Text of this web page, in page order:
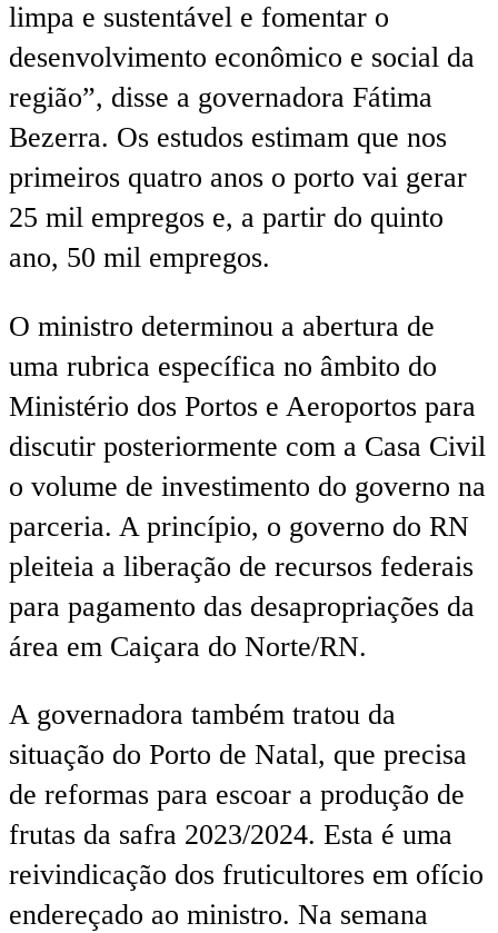
limpa e sustentável e fomentar o
desenvolvimento econômico e social da
região”, disse a governadora Fátima
Bezerra. Os estudos estimam que nos
primeiros quatro anos o porto vai gerar
25 mil empregos e, a partir do quinto
ano, 50 mil empregos.
O ministro determinou a abertura de
uma rubrica específica no âmbito do
Ministério dos Portos e Aeroportos para
discutir posteriormente com a Casa Civil
o volume de investimento do governo na
parceria. A princípio, o governo do RN
pleiteia a liberação de recursos federais
para pagamento das desapropriações da
área em Caiçara do Norte/RN.
A governadora também tratou da
situação do Porto de Natal, que precisa
de reformas para escoar a produção de
frutas da safra 2023/2024. Esta é uma
reivindicação dos fruticultores em ofício
endereçado ao ministro. Na semana